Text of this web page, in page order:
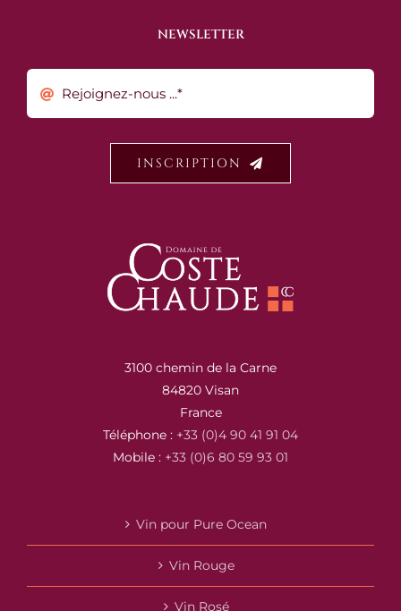
NEWSLETTER
INSCRIPTION
3100 chemin de la Carne
84820 Visan
France
Téléphone : +33 (0)4 90 41 91 04
Mobile : +33 (0)6 80 59 93 01
Vin pour Pure Ocean
Vin Rouge
Vin Rosé